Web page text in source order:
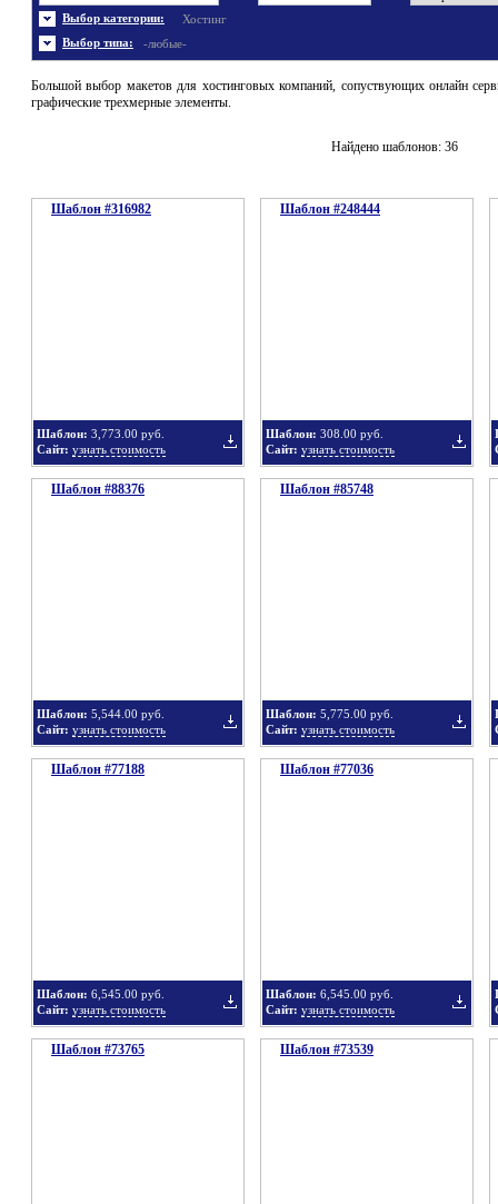
Выбор категории: Хостинг
Энергетика
Выбор типа: -любые-
Шаблоны не скачивались
Шаблоны флеш сайтов
Большой выбор макетов для хостинговых компаний, сопуствующих онлайн
графические трехмерные элементы.
Найдено шаблонов: 36
Шаблон #316982
Шаблон: 3,773.00 руб.
Сайт: узнать стоимость
Шаблон #248444
Шаблон: 308.00 руб.
Сайт: узнать стоимость
Шаблон #88376
Шаблон: 5,544.00 руб.
Сайт: узнать стоимость
Шаблон #85748
Шаблон: 5,775.00 руб.
Сайт: узнать стоимость
Шаблон #77188
Шаблон: 6,545.00 руб.
Сайт: узнать стоимость
Шаблон #77036
Шаблон: 6,545.00 руб.
Сайт: узнать стоимость
Шаблон #73765 Шаблон #73539